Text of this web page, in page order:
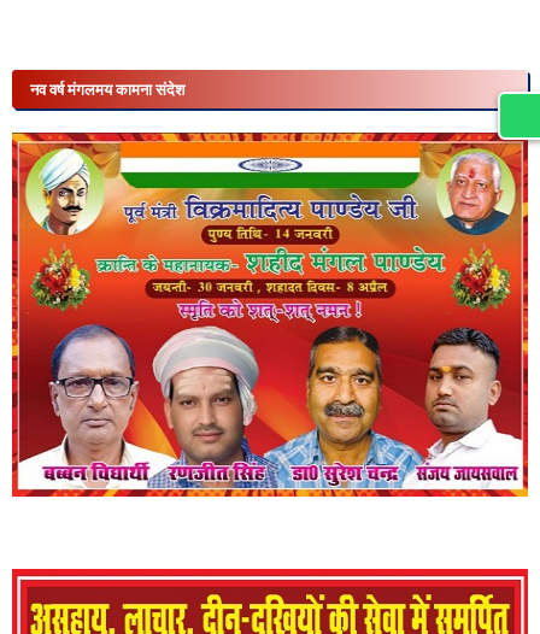
नव वर्ष मंगलमय कामना संदेश